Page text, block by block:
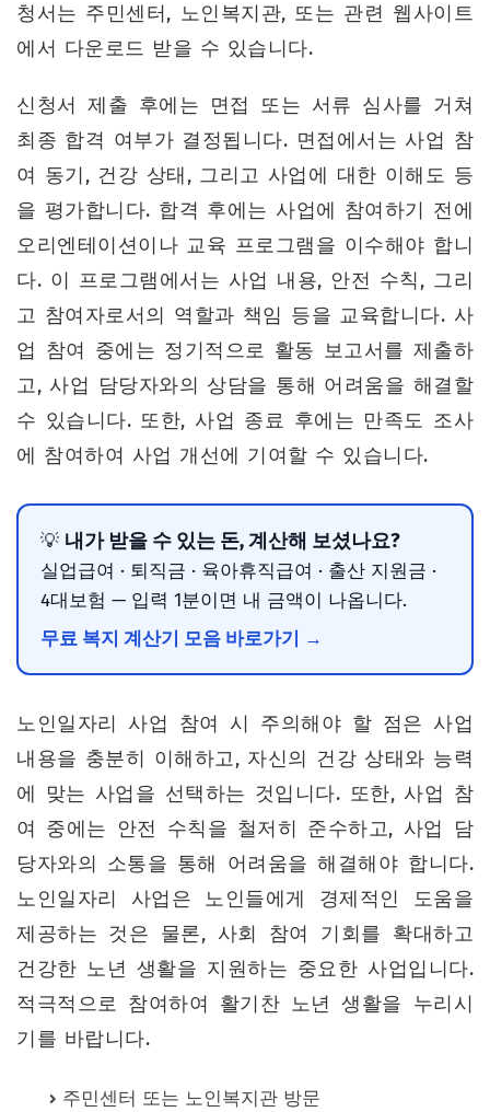
청서는 주민센터, 노인복지관, 또는 관련 웹사이트
에서 다운로드 받을 수 있습니다.
신청서 제출 후에는 면접 또는 서류 심사를 거쳐
최종 합격 여부가 결정됩니다. 면접에서는 사업 참
여 동기, 건강 상태, 그리고 사업에 대한 이해도 등
을 평가합니다. 합격 후에는 사업에 참여하기 전에
오리엔테이션이나 교육 프로그램을 이수해야 합니
다. 이 프로그램에서는 사업 내용, 안전 수칙, 그리
고 참여자로서의 역할과 책임 등을 교육합니다. 사
업 참여 중에는 정기적으로 활동 보고서를 제출하
고, 사업 담당자와의 상담을 통해 어려움을 해결할
수 있습니다. 또한, 사업 종료 후에는 만족도 조사
에 참여하여 사업 개선에 기여할 수 있습니다.
💡 내가 받을 수 있는 돈, 계산해 보셨나요?
실업급여 · 퇴직금 · 육아휴직급여 · 출산 지원금 ·
4대보험 — 입력 1분이면 내 금액이 나옵니다.
무료 복지 계산기 모음 바로가기 →
노인일자리 사업 참여 시 주의해야 할 점은 사업
내용을 충분히 이해하고, 자신의 건강 상태와 능력
에 맞는 사업을 선택하는 것입니다. 또한, 사업 참
여 중에는 안전 수칙을 철저히 준수하고, 사업 담
당자와의 소통을 통해 어려움을 해결해야 합니다.
노인일자리 사업은 노인들에게 경제적인 도움을
제공하는 것은 물론, 사회 참여 기회를 확대하고
건강한 노년 생활을 지원하는 중요한 사업입니다.
적극적으로 참여하여 활기찬 노년 생활을 누리시
기를 바랍니다.
주민센터 또는 노인복지관 방문